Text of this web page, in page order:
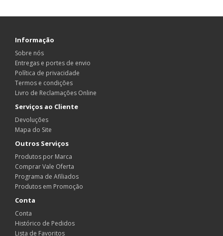
Informação
Sobre nós
Entregas e portes de envio
Política de privacidade
Termos e condições
Livro de Reclamações Online
Serviços ao Cliente
Devoluções
Mapa do Site
Outros Serviços
Produtos por Marca
Comprar Vale Oferta
Programa de Afiliados
Produtos em Promoção
Conta
Conta
Histórico de Pedidos
Lista de Favoritos